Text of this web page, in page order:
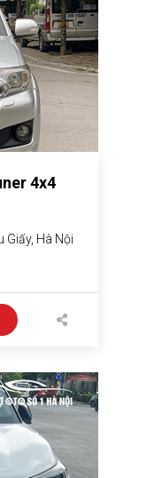
4x4
Giấy, Hà Nội